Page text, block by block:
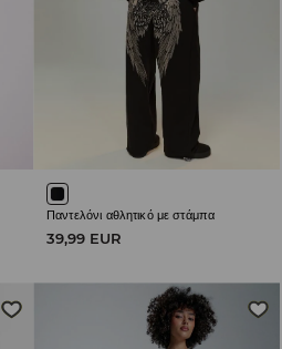
Παντελόνι αθλητικό με στάμπα
39,99 EUR